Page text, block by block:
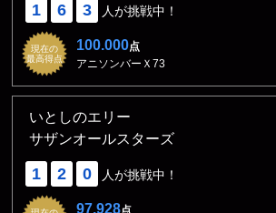
1 6 3 人が挑戦中！
現在の
最高得点
100.000点
アニソンバーＸ73
いとしのエリー
サザンオールスターズ
1 2 0 人が挑戦中！
97.928点